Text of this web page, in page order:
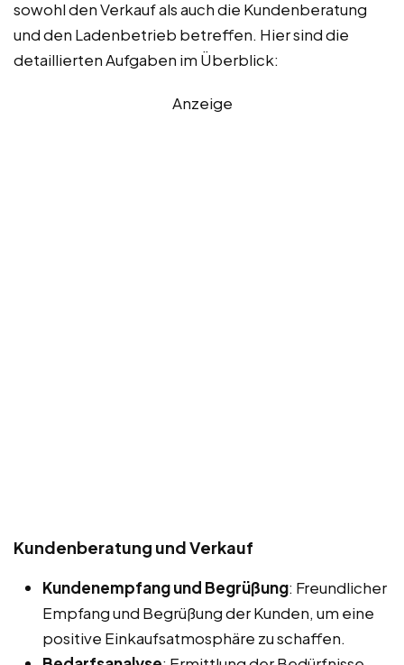
sowohl den Verkauf als auch die Kundenberatung
und den Ladenbetrieb betreffen. Hier sind die
detaillierten Aufgaben im Überblick:
Anzeige
Kundenberatung und Verkauf
Kundenempfang und Begrüßung: Freundlicher
Empfang und Begrüßung der Kunden, um eine
positive Einkaufsatmosphäre zu schaffen.